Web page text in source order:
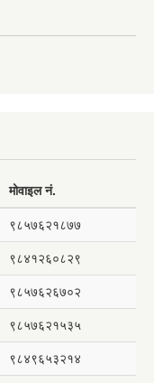
मोवाइल नं.
९८५७६२१८७७
९८४१२६०८२९
९८५७६२६७०२
९८५७६२१५३५
९८४९६५३२१४